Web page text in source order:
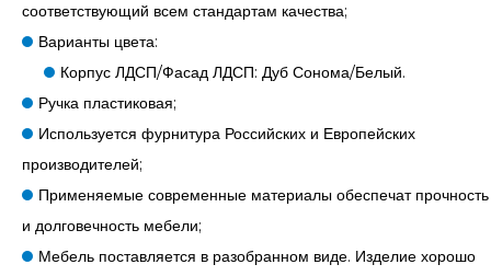
соответствующий всем стандартам качества;
Варианты цвета:
Корпус ЛДСП/Фасад ЛДСП: Дуб Сонома/Белый.
Ручка пластиковая;
Используется фурнитура Российских и Европейских
производителей;
Применяемые современные материалы обеспечат прочность
и долговечность мебели;
Мебель поставляется в разобранном виде. Изделие хорошо